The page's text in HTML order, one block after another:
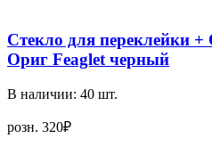
Стекло для переклейки
Ориг Feaglet черный
В наличии: 40 шт.
розн. 320₽